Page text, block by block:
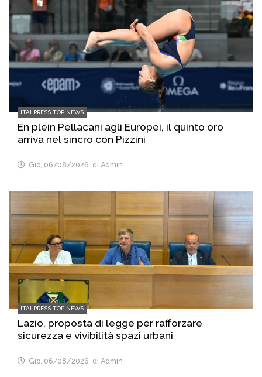
ITALPRESS TOP NEWS
En plein Pellacani agli Europei, il quinto oro
arriva nel sincro con Pizzini
Gio, 06/08/2026 di Admin
ITALPRESS TOP NEWS
Lazio, proposta di legge per rafforzare
sicurezza e vivibilità spazi urbani
Gio, 06/08/2026 di Admin